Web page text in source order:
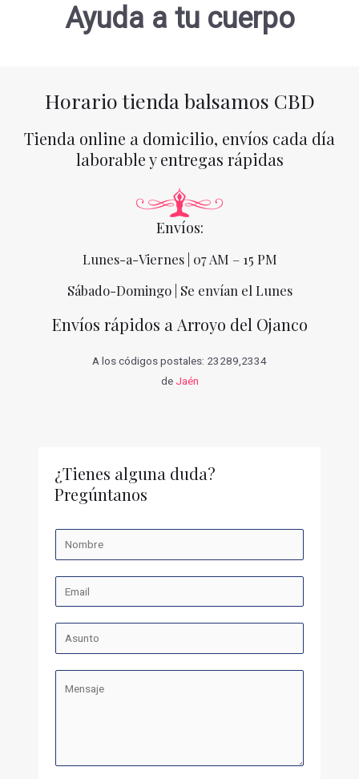
Ayuda a tu cuerpo
Horario tienda balsamos CBD
Tienda online a domicilio, envíos cada día
laborable y entregas rápidas
Envíos:
Lunes-a-Viernes | 07 AM – 15 PM
Sábado-Domingo | Se envían el Lunes
Envíos rápidos a Arroyo del Ojanco
A los códigos postales: 23289,2334
de Jaén
¿Tienes alguna duda?
Pregúntanos